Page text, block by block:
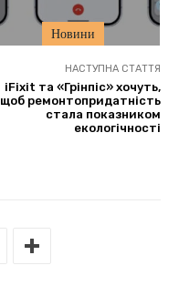
Новини
НАСТУПНА СТАТТЯ
iFixit та «Грінпіс» хочуть,
щоб ремонтопридатність
стала показником
екологічності